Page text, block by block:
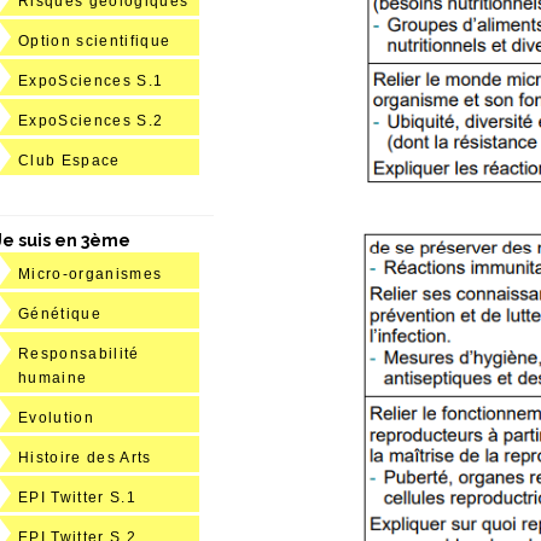
Option scientifique
ExpoSciences S.1
ExpoSciences S.2
Club Espace
suis en 3ème
Micro-organismes
Génétique
Responsabilité
humaine
Evolution
Histoire des Arts
EPI Twitter S.1
EPI Twitter S.2